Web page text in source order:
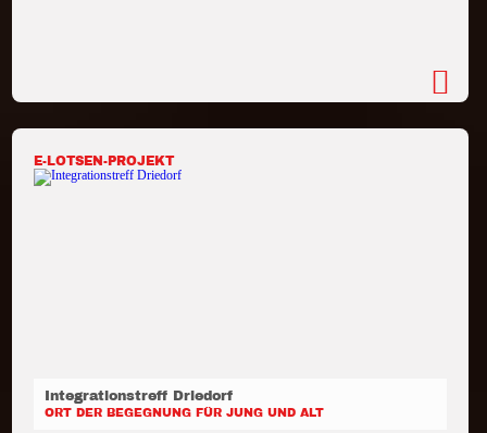
E-LOTSEN-PROJEKT
Integrationstreff Driedorf
ORT DER BEGEGNUNG FÜR JUNG UND ALT